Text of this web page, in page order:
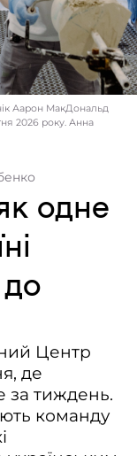
Аарон МакДональд
2026 року. Анна
одне
Центр
де
за тиждень.
команду